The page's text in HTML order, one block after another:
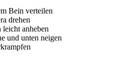
Bein verteilen
drehen
anheben
und unten neigen